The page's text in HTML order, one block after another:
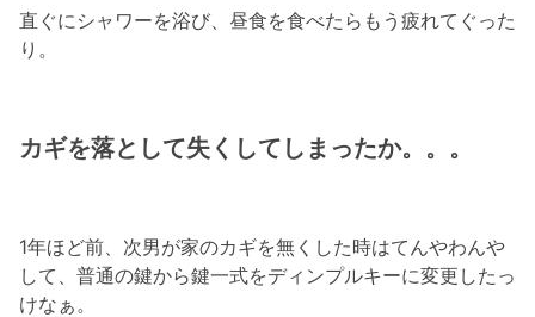
直ぐにシャワーを浴び、昼食を食べたらもう疲れてぐった
り。
カギを落として失くしてしまったか。。。
1年ほど前、次男が家のカギを無くした時はてんやわんや
して、普通の鍵から鍵一式をディンプルキーに変更したっ
けなぁ。